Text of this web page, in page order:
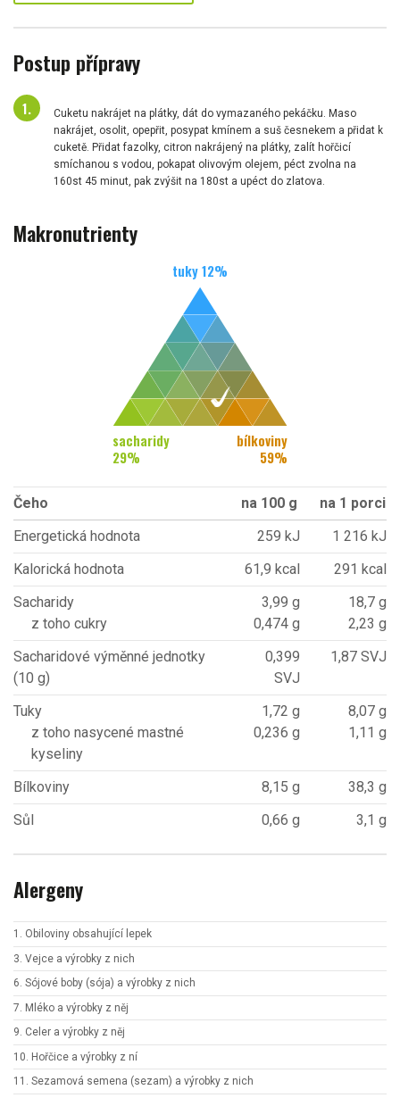
Postup přípravy
Cuketu nakrájet na plátky, dát do vymazaného pekáčku. Maso
nakrájet, osolit, opepřit, posypat kmínem a suš česnekem a přidat k
cuketě. Přidat fazolky, citron nakrájený na plátky, zalít hořčicí
smíchanou s vodou, pokapat olivovým olejem, péct zvolna na
160st 45 minut, pak zvýšit na 180st a upéct do zlatova.
Makronutrienty
tuky12%
sacharidy
29%
bílkoviny
59%
Čeho na 100 g
na 1 porci
Energetická hodnota
259 kJ
1 216 kJ
Kalorická hodnota
61,9 kcal
291 kcal
Sacharidy
z toho cukry
3,99 g
0,474 g
18,7 g
2,23 g
Sacharidové výměnné jednotky
(10 g)
0,399
SVJ
1,87 SVJ
Tuky
z toho nasycené mastné
kyseliny
1,72 g
0,236 g
8,07 g
1,11 g
Bílkoviny 8,15 g
38,3 g
Sůl
0,66 g 3,1 g
Alergeny
1. Obiloviny obsahující lepek
3. Vejce a výrobky z nich
6. Sójové boby (sója) a výrobky z nich
7. Mléko a výrobky z něj
9. Celer a výrobky z něj
10. Hořčice a výrobky z ní
11. Sezamová semena (sezam) a výrobky z nich